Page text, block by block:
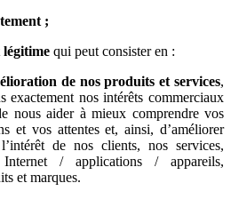
;
qui peut consister en :
de nos produits et services,
exactement nos intérêts commerciaux
nous aider à mieux comprendre vos
et vos attentes et, ainsi, d’améliorer
de nos clients, nos services,
Internet / applications / appareils,
et marques.